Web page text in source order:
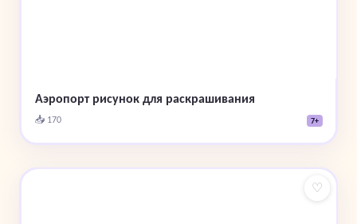
Аэропорт рисунок для раскрашивания
📥 170 7+
♡